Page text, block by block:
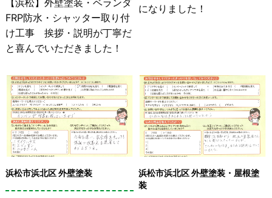
FRP防水・シャッター取り付
け工事 挨拶・説明が丁寧だ
と喜んでいただきました！
になりました！
浜松市浜北区 外壁塗装
浜松市浜北区 外壁塗装・屋根塗
装